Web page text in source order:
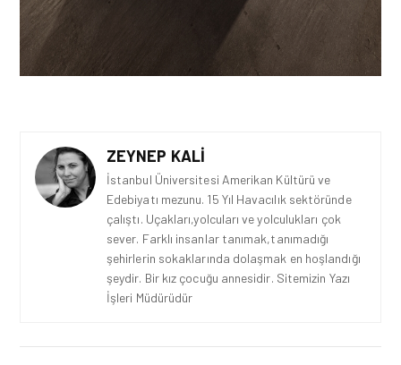
ZEYNEP KALI
İstanbul Üniversitesi Amerikan Kültürü ve
Edebiyatı mezunu. 15 Yıl Havacılık sektöründe
çalıştı. Uçakları,yolcuları ve yolculukları çok
sever. Farklı insanlar tanımak,tanımadığı
şehirlerin sokaklarında dolaşmak en hoşlandığı
şeydir. Bir kız çocuğu annesidir. Sitemizin Yazı
İşleri Müdürüdür